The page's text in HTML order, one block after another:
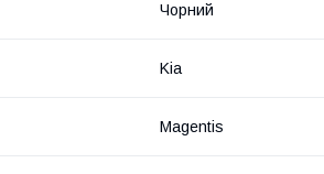
Чорний
Kia
Magentis